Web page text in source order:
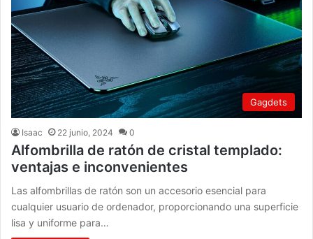
Gagdets
Isaac 22 junio, 2024 0
Alfombrilla de ratón de cristal templado:
ventajas e inconvenientes
Las alfombrillas de ratón son un accesorio esencial para
cualquier usuario de ordenador, proporcionando una superficie
lisa y uniforme para…